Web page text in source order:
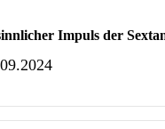
Impuls der